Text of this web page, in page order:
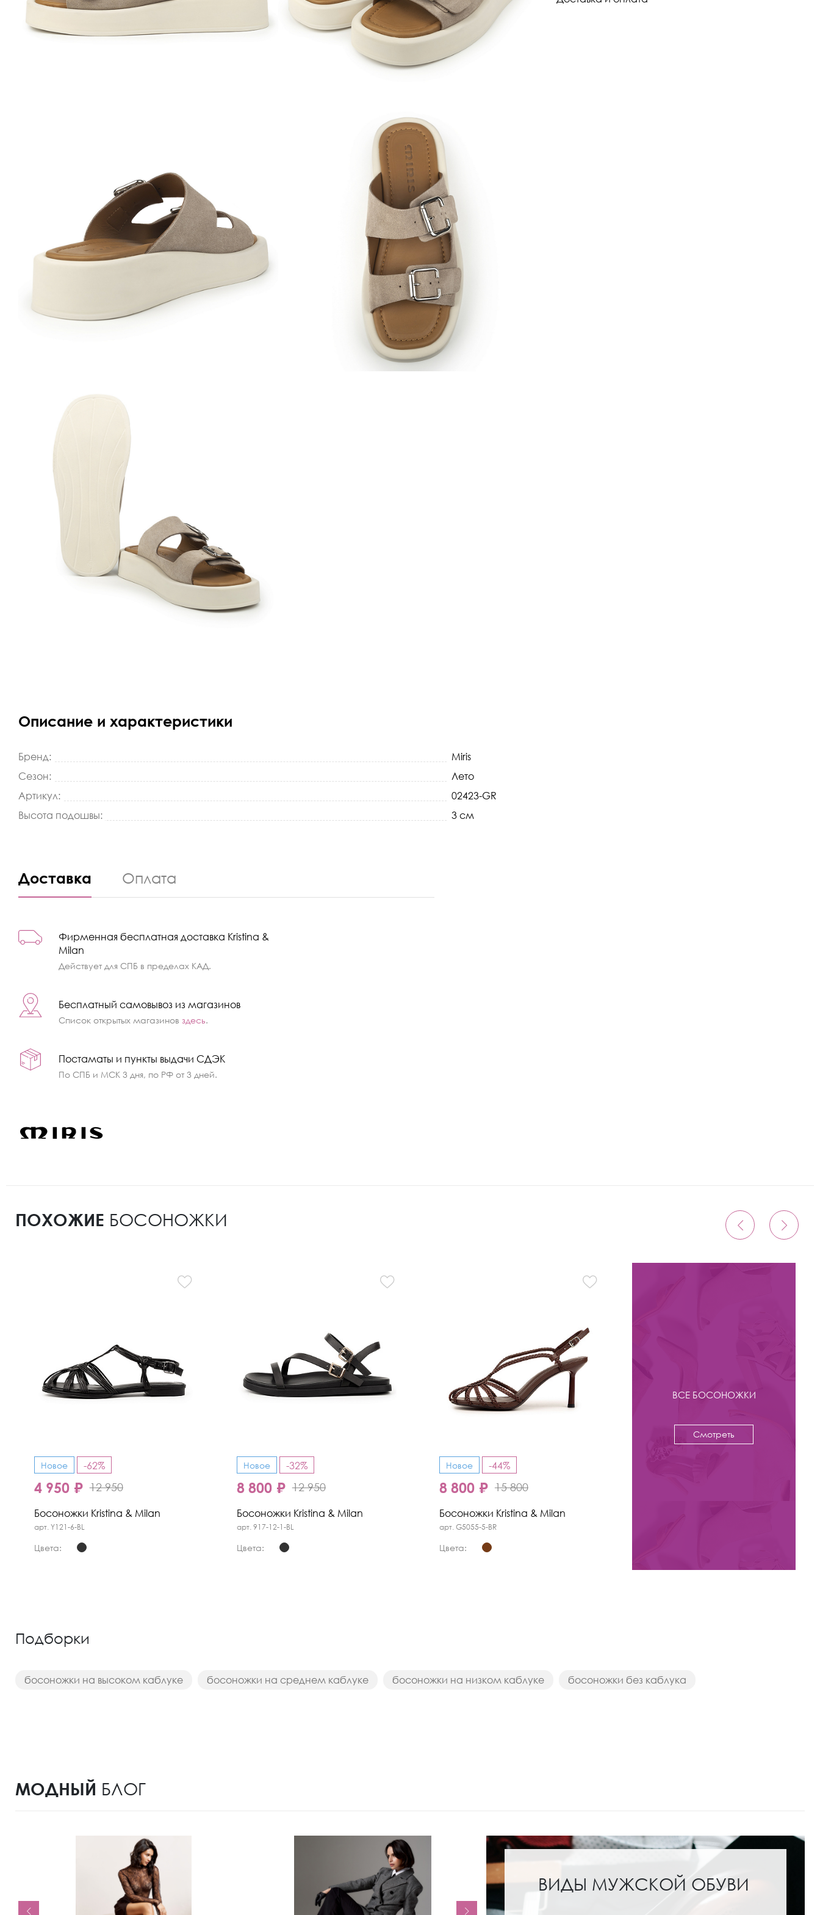
Кроссовки
Мюли
Описание и характеристики
Бренд:
Miris
Сезон:
Лето
Артикул:
02423-GR
Высота подошвы:
3 см
Доставка Оплата
Фирменная бесплатная доставка Kristina &
Milan
Действует для СПБ в пределах КАД.
Бесплатный самовывоз из магазинов
Список открытых магазиновздесь.
Постаматы и пункты выдачи СДЭК
По СПБ и МСК 3 дня, по РФ от 3 дней.
ПОХОЖИЕ БОСОНОЖКИ
Новое -62%
4 950 ₽ 12 950
Босоножки Kristina & Milan
арт. Y121-6-BL
Цвета:
Новое -32%
8 800 ₽ 12 950
Босоножки Kristina & Milan
арт. 917-12-1-BL
Цвета:
Новое -44%
8 800 ₽ 15 800
Босоножки Kristina & Milan
арт. G5055-5-BR
Цвета:
ВСЕ БОСОНОЖКИ
Смотреть
Подборки
босоножки на высоком каблуке босоножки на среднем каблуке босоножки на низком каблуке босоножки без каблука
МОДНЫЙ БЛОГ
ВИДЫ МУЖСКОЙ ОБУВИ